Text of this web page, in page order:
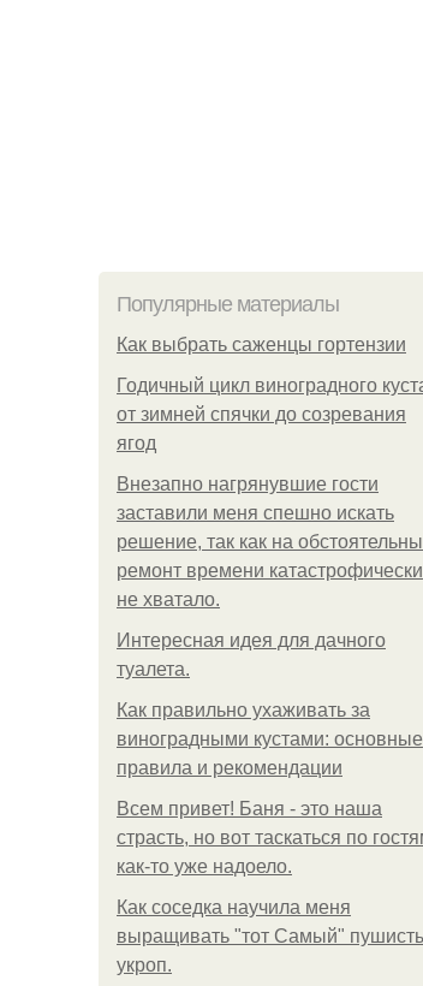
Популярные материалы
Как выбрать саженцы гортензии
Годичный цикл виноградного
от зимней спячки до созревания
ягод
Внезапно нагрянувшие гости
заставили меня спешно искать
решение, так как на
ремонт времени катастрофически
не хватало.
Интересная идея для дачного
туалета.
Как правильно ухаживать за
виноградными кустами: основные
правила и рекомендации
Всем привет! Баня - это наша
страсть, но вот таскаться по
как-то уже надоело.
Как соседка научила меня
выращивать "тот Самый"
укроп.